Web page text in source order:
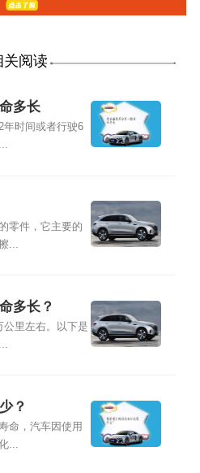
关阅读
多长
年时间或者行驶6
零件，它主要的
...
多长？
公里左右。以下是
？
命，汽车因使用
...